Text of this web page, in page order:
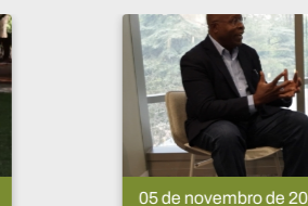
05 de novembro de 2025 |